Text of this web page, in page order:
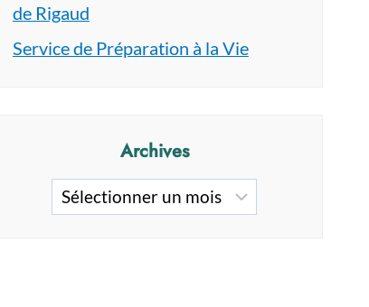
de Rigaud
Service de Préparation à la Vie
Archives
Archives